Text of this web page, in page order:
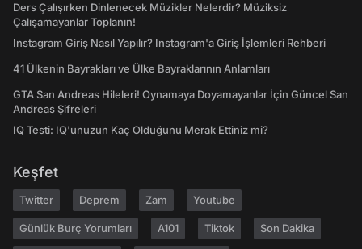
Ders Çalışırken Dinlenecek Müzikler Nelerdir? Müziksiz
Çalışamayanlar Toplanın!
Instagram Giriş Nasıl Yapılır? Instagram'a Giriş İşlemleri Rehberi
41 Ülkenin Bayrakları ve Ülke Bayraklarının Anlamları
GTA San Andreas Hileleri! Oynamaya Doyamayanlar İçin Güncel San
Andreas Şifreleri
IQ Testi: IQ'unuzun Kaç Olduğunu Merak Ettiniz mi?
Keşfet
Twitter Deprem Zam Youtube
Günlük Burç Yorumları A101 Tiktok Son Dakika